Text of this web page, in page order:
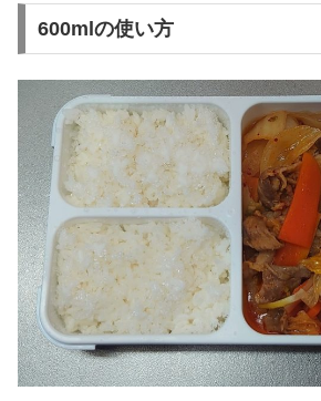
600mlの使い方